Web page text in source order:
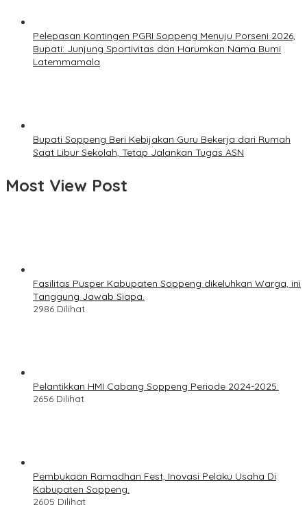
Pelepasan Kontingen PGRI Soppeng Menuju Porseni 2026,
Bupati: Junjung Sportivitas dan Harumkan Nama Bumi
Latemmamala
Bupati Soppeng Beri Kebijakan Guru Bekerja dari Rumah
Saat Libur Sekolah, Tetap Jalankan Tugas ASN
Most View Post
Fasilitas Pusper Kabupaten Soppeng dikeluhkan Warga, ini
Tanggung Jawab Siapa.
2986 Dilihat
Pelantikkan HMI Cabang Soppeng Periode 2024-2025.
2656 Dilihat
Pembukaan Ramadhan Fest, Inovasi Pelaku Usaha Di
Kabupaten Soppeng.
2605 Dilihat